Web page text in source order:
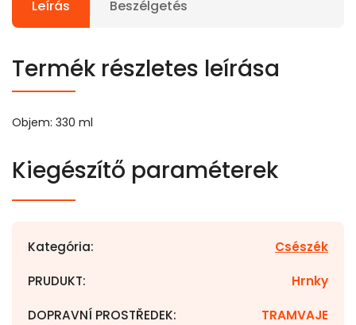
Leírás Beszélgetés
Termék részletes leírása
Objem: 330 ml
Kiegészítő paraméterek
Kategória: Csészék
PRUDUKT: Hrnky
DOPRAVNÍ PROSTŘEDEK: TRAMVAJE